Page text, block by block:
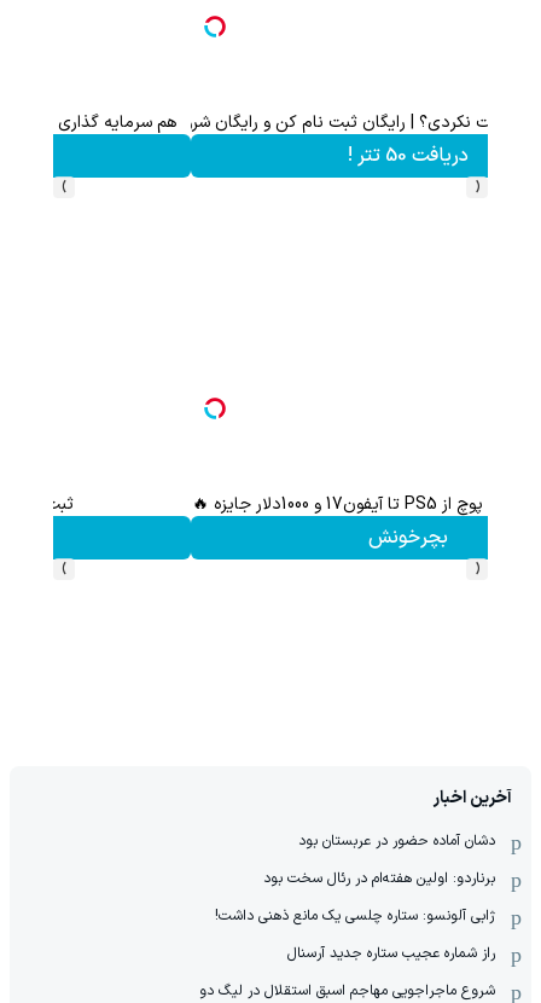
هم سرمایه گذاری میکنی هم نقره هدیه میگیری ؛ثبت نام کن
‹
›
ثبت نام کن؛خرید کن؛نقره ببر
‹
›
آخرین اخبار
دشان آماده حضور در عربستان بود
برناردو: اولین هفته‌ام در رئال سخت بود
ژابی آلونسو: ستاره چلسی یک مانع ذهنی داشت!
راز شماره عجیب ستاره جدید آرسنال
شروع ماجراجویی مهاجم اسبق استقلال در لیگ دو